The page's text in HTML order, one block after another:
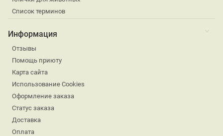
Список терминов
Информация
Отзывы
Помощь приюту
Карта сайта
Использование Cookies
Оформление заказа
Статус заказа
Доставка
Оплата